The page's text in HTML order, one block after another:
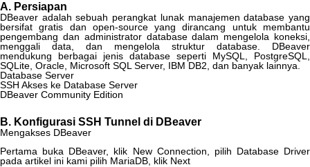
A. Persiapan
DBeaver adalah sebuah perangkat lunak manajemen database yang
bersifat gratis dan open-source yang dirancang untuk
membantu
pengembang dan administrator database dalam mengelola koneksi
menggali
data dan mengelola struktur database
DBeaver
mendukung
berbagai jenis database seperti MySQL PostgreSQL
SQLite Oracle Microsoft SQL Server, IBM DB2 dan banyak lainnya
Database Server
SSH Akses ke Database Server
DBeaver Community Edition
B. Konfigurasi SSH Tunnel di DBeaver
Mengakses DBeaver
Pertama buka DBeaver, klik New Connection pilih Database Driver
pada artikel ini kami pilih MariaDB klik Next